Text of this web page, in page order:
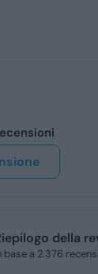
revisione